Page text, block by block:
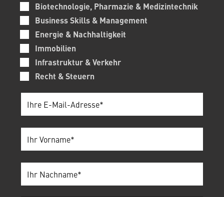
Biotechnologie, Pharmazie & Medizintechnik
Business Skills & Management
Energie & Nachhaltigkeit
Immobilien
Infrastruktur & Verkehr
Recht & Steuern